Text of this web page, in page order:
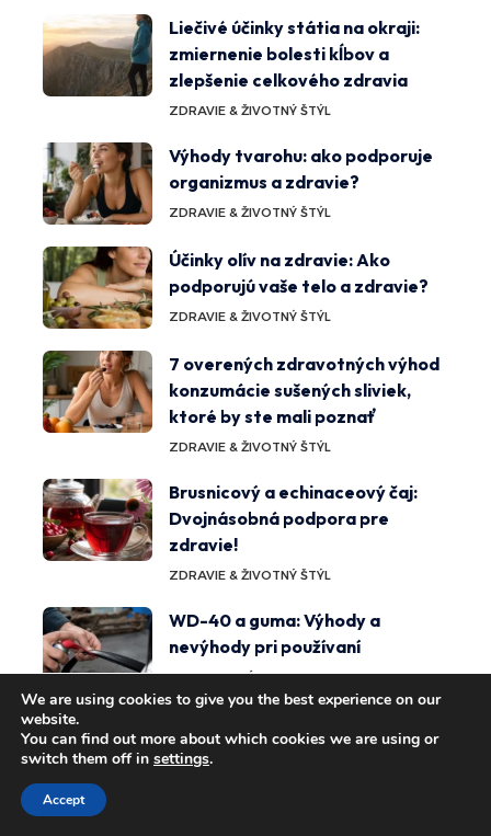
Liečivé účinky státia na okraji:
zmiernenie bolesti kĺbov a
zlepšenie celkového zdravia
ZDRAVIE & ŽIVOTNÝ ŠTÝL
Výhody tvarohu: ako podporuje
organizmus a zdravie?
ZDRAVIE & ŽIVOTNÝ ŠTÝL
Účinky olív na zdravie: Ako
podporujú vaše telo a zdravie?
ZDRAVIE & ŽIVOTNÝ ŠTÝL
7 overených zdravotných výhod
konzumácie sušených sliviek,
ktoré by ste mali poznať
ZDRAVIE & ŽIVOTNÝ ŠTÝL
Brusnicový a echinaceový čaj:
Dvojnásobná podpora pre
zdravie!
ZDRAVIE & ŽIVOTNÝ ŠTÝL
WD-40 a guma: Výhody a
nevýhody pri používaní
DOMOV & ZÁHRADA
objavovanie spirituálnych a
We are using cookies to give you the best experience on our
website.
You can find out more about which cookies we are using or
switch them off in settings.
Accept